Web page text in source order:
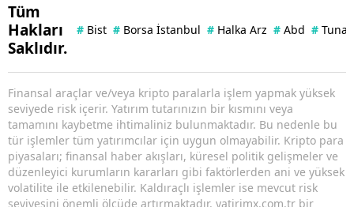
Tüm
Hakları
Saklıdır.
# Bist # Borsa İstanbul # Halka Arz # Abd # Tuna
Finansal araçlar ve/veya kripto paralarla işlem yapmak yüksek
seviyede risk içerir. Yatırım tutarınızın bir kısmını veya
tamamını kaybetme ihtimaliniz bulunmaktadır. Bu nedenle bu
tür işlemler tüm yatırımcılar için uygun olmayabilir. Kripto para
piyasaları; finansal haber akışları, küresel politik gelişmeler ve
düzenleyici kurumların kararları gibi faktörlerden ani ve yüksek
volatilite ile etkilenebilir. Kaldıraçlı işlemler ise mevcut risk
seviyesini önemli ölçüde artırmaktadır. yatirimx.com.tr bir